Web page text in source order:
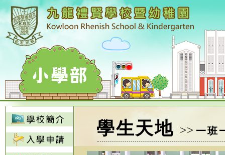
學生天地 >> 一班